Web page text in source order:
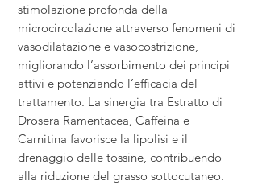
stimolazione profonda della
microcircolazione attraverso fenomeni di
vasodilatazione e vasocostrizione,
migliorando l’assorbimento dei principi
attivi e potenziando l’efficacia del
trattamento. La sinergia tra Estratto di
Drosera Ramentacea, Caffeina e
Carnitina favorisce la lipolisi e il
drenaggio delle tossine, contribuendo
alla riduzione del grasso sottocutaneo.